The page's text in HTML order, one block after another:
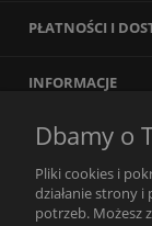
PŁATNOŚCI I
INFORMACJE
Dbamy o
Pliki cookies i
działanie strony
potrzeb. Możesz